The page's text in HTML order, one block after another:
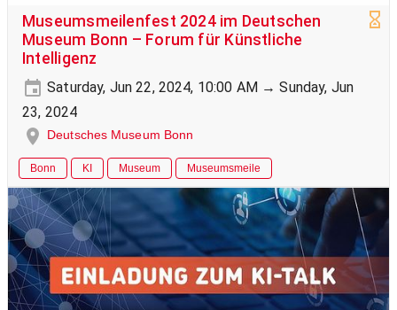
Museumsmeilenfest 2024 im Deutschen
Museum Bonn – Forum für Künstliche
Intelligenz
Saturday, Jun 22, 2024, 10:00 AM → Sunday, Jun
23, 2024
Deutsches Museum Bonn
Bonn KI Museum Museumsmeile